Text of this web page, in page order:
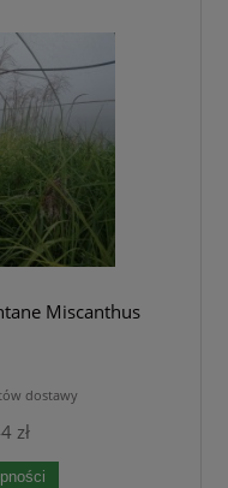
Miscanthus
dostawy
zł